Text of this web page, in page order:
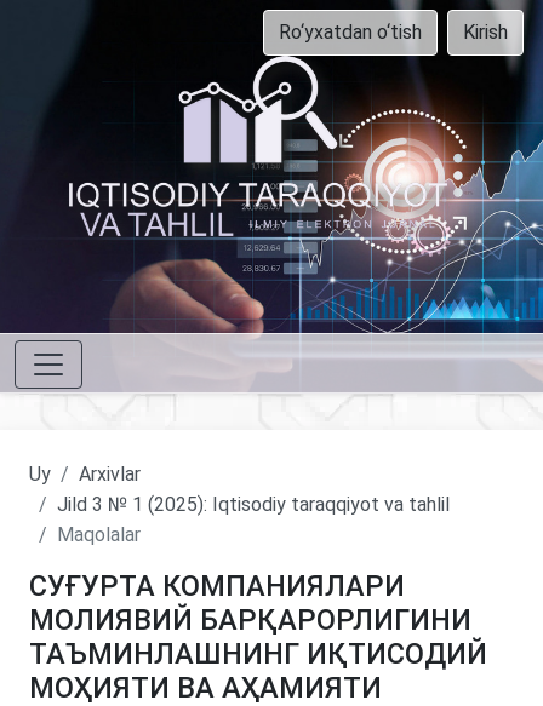
Ro‘yxatdan o‘tish Kirish
Uy
Arxivlar
Jild 3 № 1 (2025): Iqtisodiy taraqqiyot va tahlil
Maqolalar
СУҒУРТА КОМПАНИЯЛАРИ
МОЛИЯВИЙ БАРҚАРОРЛИГИНИ
ТАЪМИНЛАШНИНГ ИҚТИСОДИЙ
МОҲИЯТИ ВА АҲАМИЯТИ